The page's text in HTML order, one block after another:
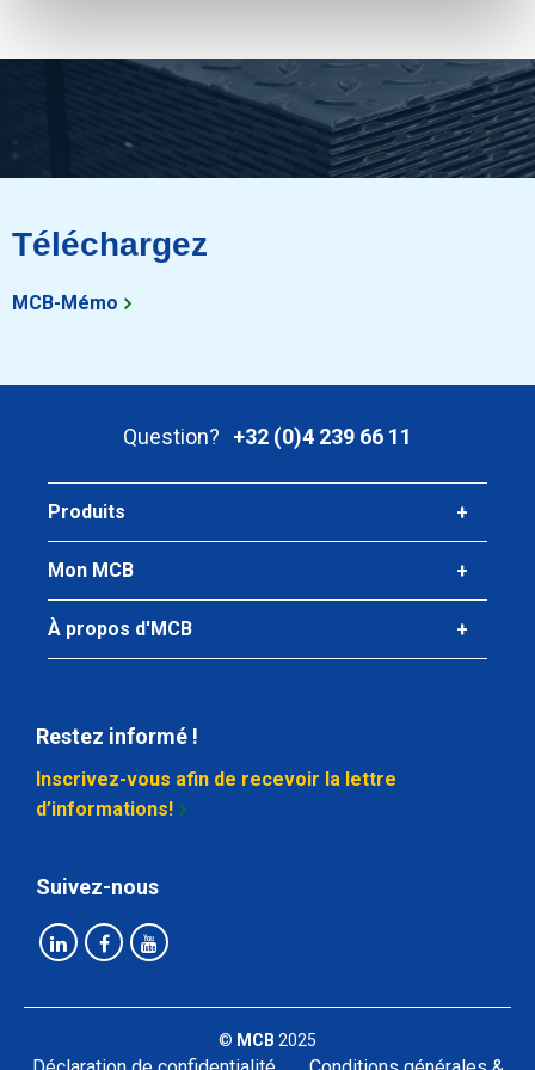
Téléchargez
MCB-Mémo
Question? +32 (0)4 239 66 11
Produits
Mon MCB
À propos d'MCB
Restez informé !
Inscrivez-vous afin de recevoir la lettre
d’informations!
Suivez-nous
© MCB 2025